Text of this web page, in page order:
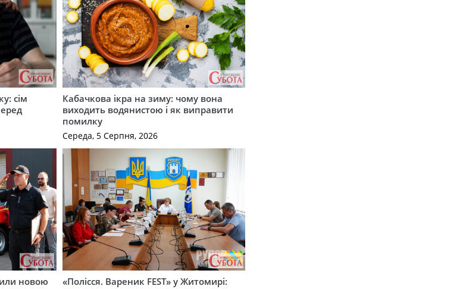
сім
Кабачкова ікра на зиму: чому вона
виходить водянистою і як виправити
помилку
Середа, 5 Серпня, 2026
новою
«Полісся. Вареник FEST» у Житомирі: